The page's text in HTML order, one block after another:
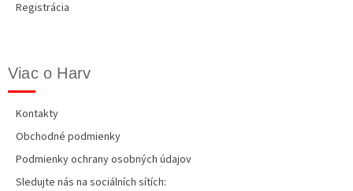
Registrácia
Viac o Harv
Kontakty
Obchodné podmienky
Podmienky ochrany osobných údajov
Sledujte nás na sociálních sítích: